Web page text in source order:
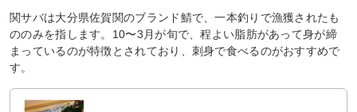
関サバは大分県佐賀関のブランド鯖で、一本釣りで漁獲されたも
ののみを指します。10〜3月が旬で、程よい脂肪があって身が締
まっているのが特徴とされており、刺身で食べるのがおすすめで
す。